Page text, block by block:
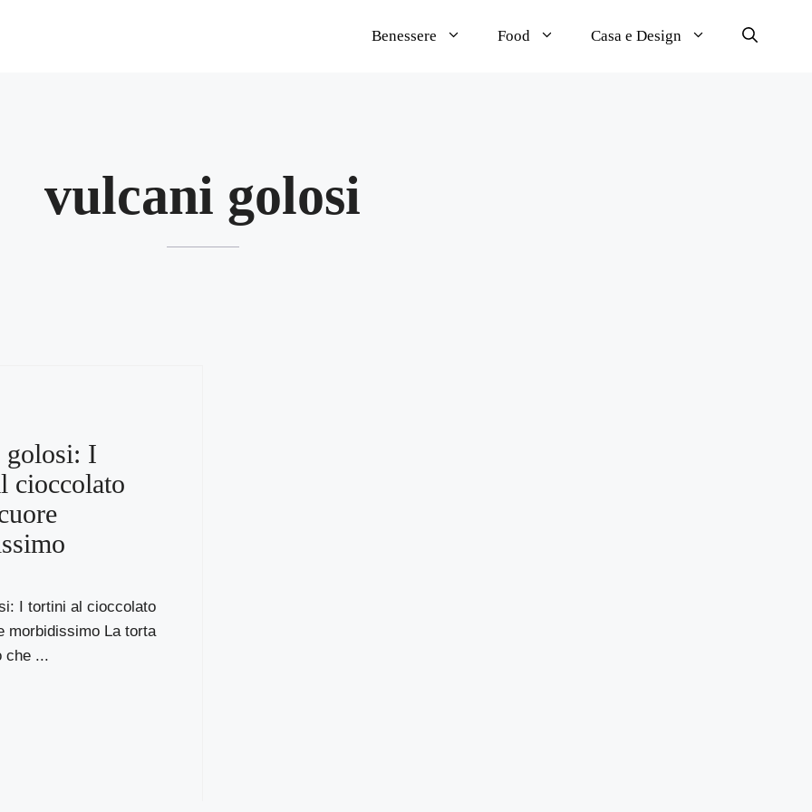
Benessere Food Casa e Design
vulcani golosi
golosi: I
cioccolato
I tortini al cioccolato
morbidissimo La torta
che ...